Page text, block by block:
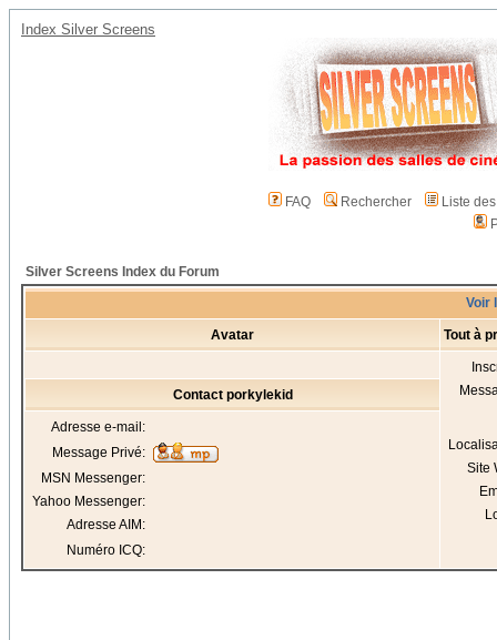
Index Silver Screens
FAQ Rechercher
Liste
Silver Screens Index du Forum
Voir
Avatar Tout à
Site
Contact porkylekid
Adresse e-mail:
Message Privé:
MSN Messenger:
Yahoo Messenger:
Adresse AIM:
Numéro ICQ: